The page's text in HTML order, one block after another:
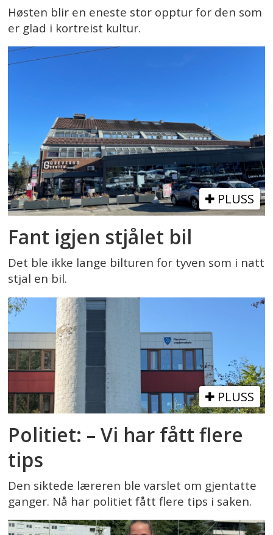
Høsten blir en eneste stor opptur for den som
er glad i kortreist kultur.
PLUSS
Fant igjen stjålet bil
Det ble ikke lange bilturen for tyven som i natt
stjal en bil.
PLUSS
Politiet: – Vi har fått flere
tips
Den siktede læreren ble varslet om gjentatte
ganger. Nå har politiet fått flere tips i saken.